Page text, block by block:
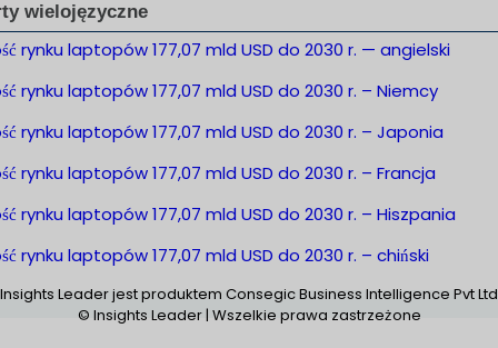
wielojęzyczne
rynku laptopów 177,07 mld USD do 2030 r. — angielski
rynku laptopów 177,07 mld USD do 2030 r. – Niemcy
rynku laptopów 177,07 mld USD do 2030 r. – Japonia
rynku laptopów 177,07 mld USD do 2030 r. – Francja
rynku laptopów 177,07 mld USD do 2030 r. – Hiszpania
rynku laptopów 177,07 mld USD do 2030 r. – chiński
Insights Leader jest produktem Consegic Business Intelligence Pvt Ltd
© Insights Leader | Wszelkie prawa zastrzeżone